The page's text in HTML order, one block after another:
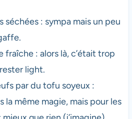
: sympa mais un peu
fraîche : alors là, c’était trop
light.
par du tofu soyeux :
la même magie, mais pour les